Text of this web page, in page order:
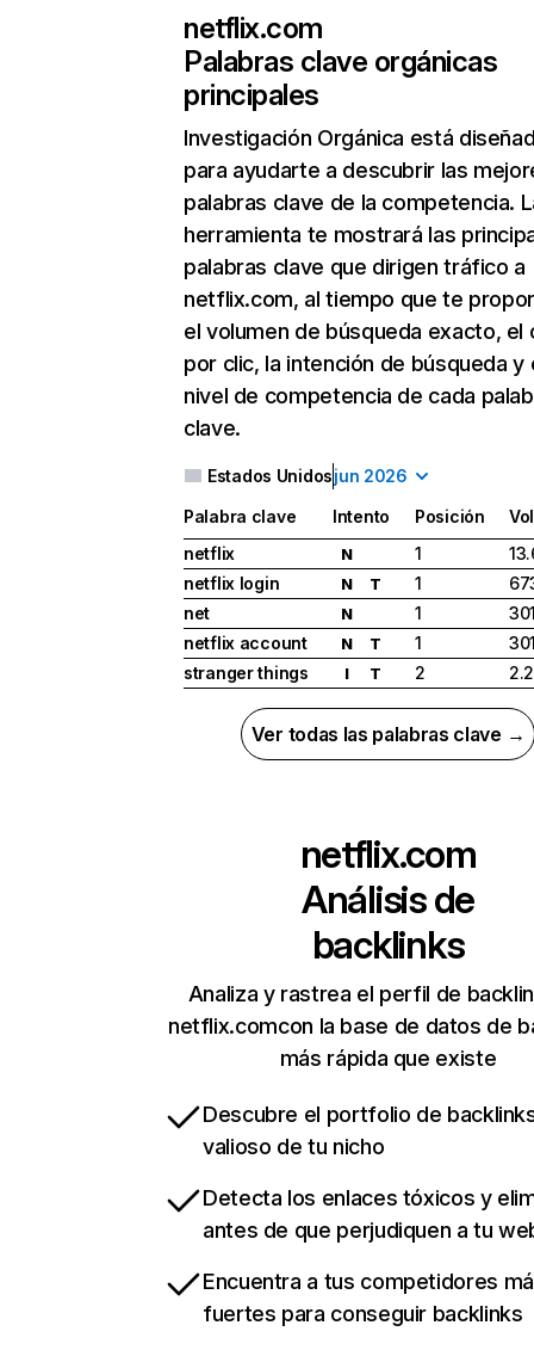
netflix.com
Palabras clave orgánicas
principales
Investigación Orgánica está
para ayudarte a descubrir las
palabras clave de la competencia.
herramienta te mostrará las
palabras clave que dirigen tráfico a
netflix.com, al tiempo que te
el volumen de búsqueda exacto, el
por clic, la intención de búsqueda y
nivel de competencia de cada
clave.
Estados Unidosjun 2026
Palabra clave Intento Posición
netflix
N 1
netflix login
N T 1
net
N 1
netflix account
N T 1
stranger things
I T 2
Ver todas las palabras clave →
netflix.com
Análisis de
backlinks
Analiza y rastrea el perfil de
netflix.comcon la base de datos de
más rápida que existe
Descubre el portfolio de
valioso de tu nicho
Detecta los enlaces tóxicos y
antes de que perjudiquen a tu
Encuentra a tus competidores
fuertes para conseguir backlinks